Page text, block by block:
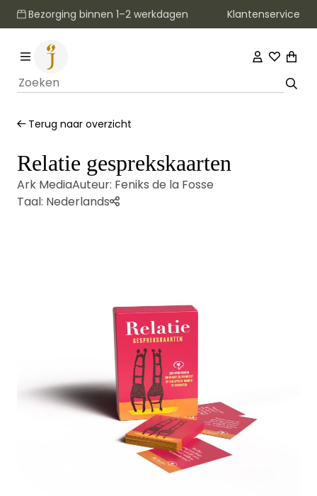
Bezorging binnen 1–2 werkdagen Klantenservice
Terug naar overzicht
Relatie gesprekskaarten
Ark MediaAuteur: Feniks de la Fosse
Taal: Nederlands